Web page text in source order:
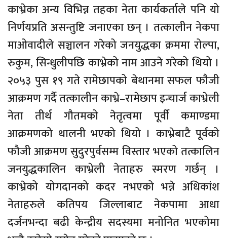
काभ्रेका अन्य विभिन्न तहका नेता कार्यकर्ताले पनि यो
निर्णयप्रति असन्तुष्टि जनाएका छन् । तत्कालीन नेकपा
माओवादीले सञ्चालन गरेको जनयुद्धका क्रममा रोल्पा,
रुकुम, सिन्धुलीपछि काभ्रेको नाम आउने गरेको थियो ।
२०५३ पुस १९ गते रामेछापको बेथानमा सफल फौजी
आक्रमण गर्दै तत्कालीन काभ्रे–रामेछाप इन्चार्ज काभ्रेली
नेता तीर्थ गौतमको नेतृत्वमा पूर्वी कमाण्डमा
आक्रमणको थालनी भएको थियो । काभ्रेबाटै पूर्वको
फौजी आक्रमण सुदुरपुर्वसम्म विस्तार भएको तत्कालिन
जनयुद्धकालिन काभ्रेली नेताहरु स्मरण गर्छन् ।
काभ्रेको योगदानको कदर नभएको भन्ने अधिकांश
नेताहरुले कतिपय जिल्लाबाट नेकपामा आधा
दर्जनभन्दा बढी केन्द्रीय सदस्यमा मनोनित भएकोमा